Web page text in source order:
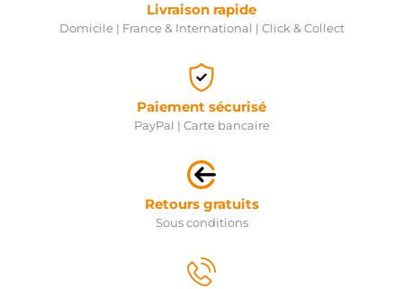
Livraison rapide
Domicile | France & International | Click & Collect
Paiement sécurisé
PayPal | Carte bancaire
Retours gratuits
Sous conditions